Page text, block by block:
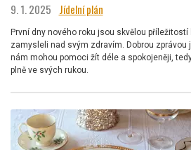
9. 1. 2025 Jídelní plán
První dny nového roku jsou skvělou
zamysleli nad svým zdravím. Dobrou zprávou
nám mohou pomoci žít déle a spokojeněji,
plně ve svých rukou.